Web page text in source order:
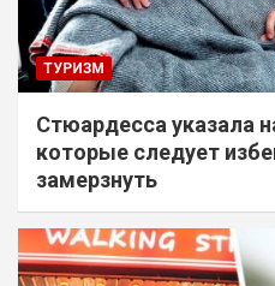
ТУРИЗМ
Стюардесса указала
которые следует
замерзнуть